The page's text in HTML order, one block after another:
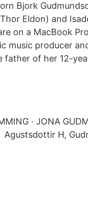
Bjork
Eldon) and
on a MacBook
music producer
of her 12-
· JONA
Agustsdottir H,